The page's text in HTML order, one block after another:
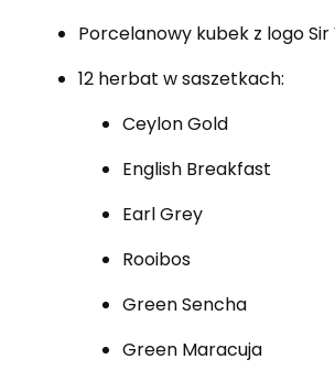
Porcelanowy kubek z logo
12 herbat w saszetkach:
Ceylon Gold
English Breakfast
Earl Grey
Rooibos
Green Sencha
Green Maracuja